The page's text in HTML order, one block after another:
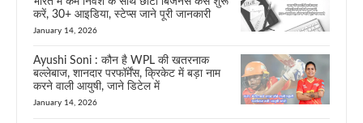
करें, 30+ आइडिया, स्टेप्स जाने पूरी जानकारी
January 14, 2026
Ayushi Soni : कौन है WPL की खतरनाक
बल्लेबाज, शानदार परफॉर्मेंस, क्रिकेट में बड़ा नाम
करने वाली आयुषी, जाने डिटेल में
January 14, 2026